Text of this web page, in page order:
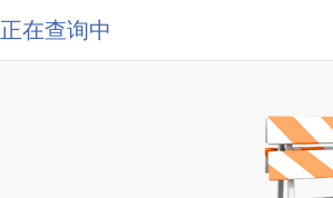
正在查询中